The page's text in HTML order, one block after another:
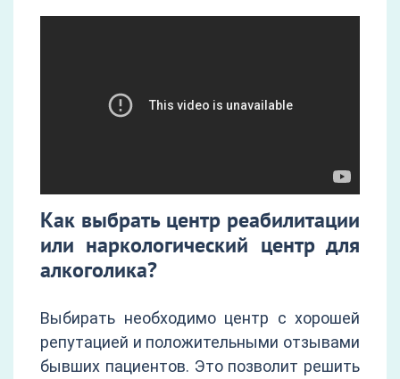
Как выбрать центр реабилитации
или наркологический центр для
алкоголика?
Выбирать необходимо центр с хорошей
репутацией и положительными отзывами
бывших пациентов. Это позволит решить